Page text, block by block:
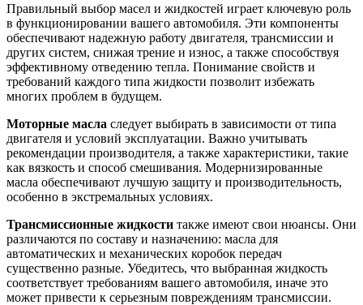
Правильный выбор масел и жидкостей играет ключевую роль
в функционировании вашего автомобиля. Эти компоненты
обеспечивают надежную работу двигателя, трансмиссии и
других систем, снижая трение и износ, а также способствуя
эффективному отведению тепла. Понимание свойств и
требований каждого типа жидкости позволит избежать
многих проблем в будущем.
Моторные масла следует выбирать в зависимости от типа
двигателя и условий эксплуатации. Важно учитывать
рекомендации производителя, а также характеристики, такие
как вязкость и способ смешивания. Модернизированные
масла обеспечивают лучшую защиту и производительность,
особенно в экстремальных условиях.
Трансмиссионные жидкости также имеют свои нюансы. Они
различаются по составу и назначению: масла для
автоматических и механических коробок передач
существенно разные. Убедитесь, что выбранная жидкость
соответствует требованиям вашего автомобиля, иначе это
может привести к серьезным повреждениям трансмиссии.